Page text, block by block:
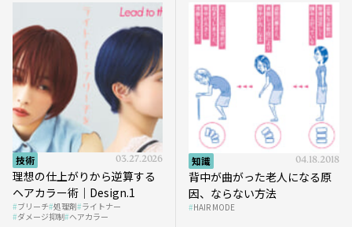
技術 03.27.2026
理想の仕上がりから逆算する
ヘアカラー術｜Design.1
ブリーチ 処理剤 ライトナー
ダメージ抑制 ヘアカラー
知識 04.18.2018
背中が曲がった老人になる原
因、ならない方法
HAIR MODE